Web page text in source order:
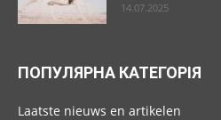
14.07.2025
ПОПУЛЯРНА КАТЕГОРІЯ
Laatste nieuws en artikelen